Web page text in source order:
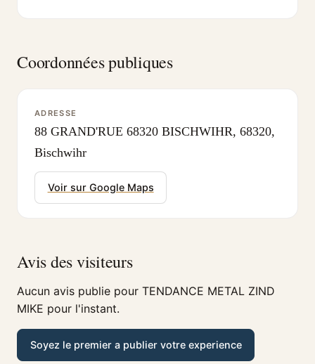
Coordonnées publiques
ADRESSE
88 GRAND'RUE 68320 BISCHWIHR, 68320,
Bischwihr
Voir sur Google Maps
Avis des visiteurs
Aucun avis publie pour TENDANCE METAL ZIND
MIKE pour l'instant.
Soyez le premier a publier votre experience